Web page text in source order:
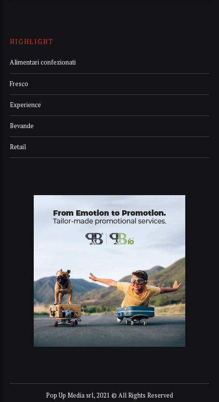
HIGHLIGHT
Alimentari confezionati
Fresco
Experience
Bevande
Retail
Pop Up Media srl, 2021 © All Rights Reserved